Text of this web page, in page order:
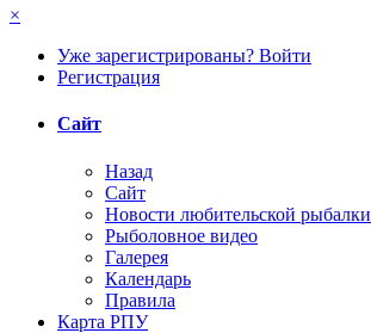
×
Уже зарегистрированы? Войти
Регистрация
Сайт
Назад
Сайт
Новости любительской рыбалки
Рыболовное видео
Галерея
Календарь
Правила
Карта РПУ